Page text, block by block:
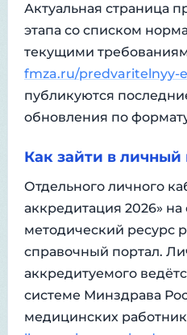
Актуальная страница
этапа со списком
текущими
fmza.ru/predvaritelnyy-
публикуются
обновления по формату
Как зайти в
Отдельного личного
аккредитация 2026»
методический ресурс
справочный портал.
аккредитуемого
системе Минздрава
медицинских